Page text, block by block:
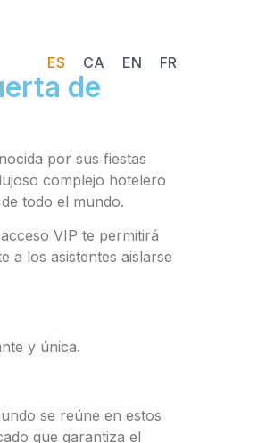
ES CA EN FR
de
por sus fiestas
complejo hotelero
todo el mundo.
VIP te permitirá
a los asistentes aislarse
y única.
se reúne en estos
que garantiza el